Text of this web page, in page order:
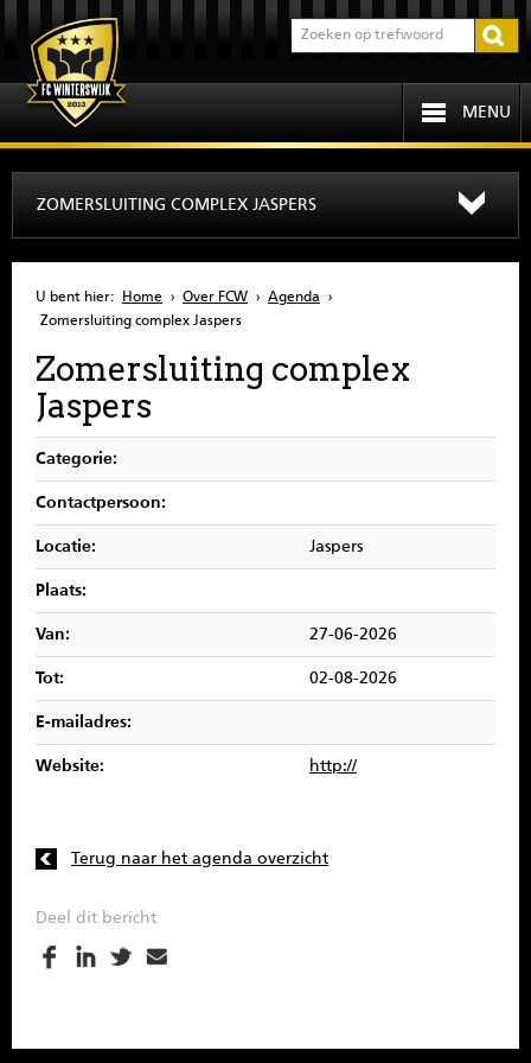
MENU
OVER FCW
INFORMATIE
JEUGD
SENIOREN
SPONSOREN
CONTACT
ZOMERSLUITING COMPLEX JASPERS
U bent hier: Home › Over FCW › Agenda
›
Zomersluiting complex Jaspers
Zomersluiting complex
Jaspers
Categorie:
Contactpersoon:
Locatie: Jaspers
Plaats:
Van: 27-06-2026
Tot: 02-08-2026
E-mailadres:
Website: http://
Terug naar het agenda overzicht
Deel dit bericht